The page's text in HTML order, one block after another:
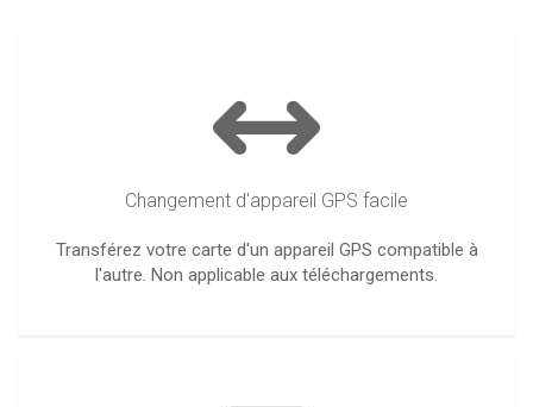
Changement d'appareil GPS facile
Transférez votre carte d'un appareil GPS compatible à
l'autre. Non applicable aux téléchargements.